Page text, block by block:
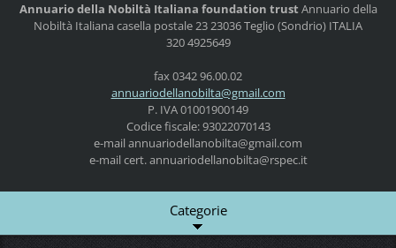
Annuario della Nobiltà Italiana foundation trust Annuario della
Nobiltà Italiana casella postale 2323036 Teglio (Sondrio) ITALIA
320 4925649
fax 0342 96.00.02
annuariodellanobilta@gmail.com
P. IVA 01001900149
Codice fiscale: 93022070143
e-mail annuariodellanobilta@gmail.com
e-mail cert. annuariodellanobilta@rspec.it
Categorie